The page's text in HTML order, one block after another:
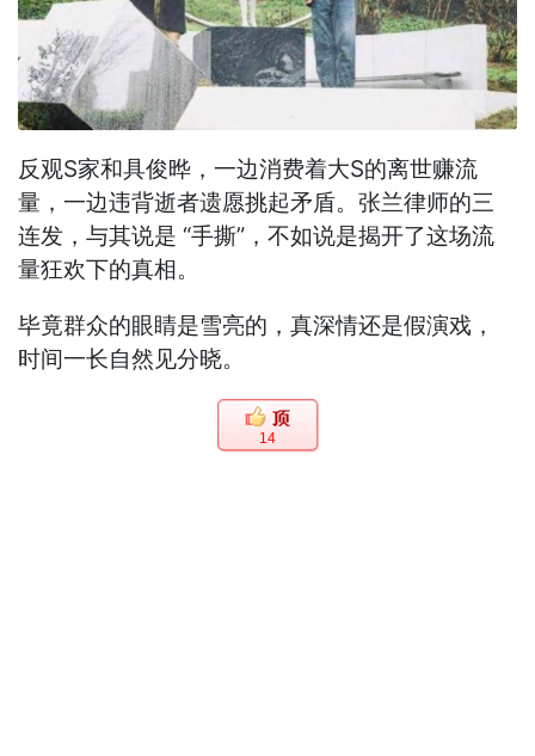
反观S家和具俊晔，一边消费着大S的离世赚流
量，一边违背逝者遗愿挑起矛盾。张兰律师的三
连发，与其说是 “手撕”，不如说是揭开了这场流
量狂欢下的真相。
毕竟群众的眼睛是雪亮的，真深情还是假演戏，
时间一长自然见分晓。
14